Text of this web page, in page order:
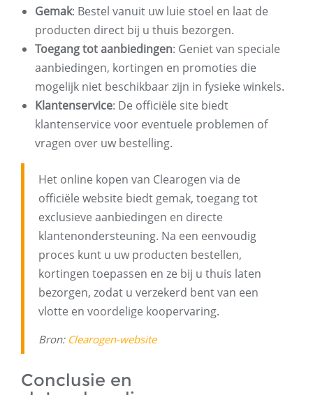
Gemak: Bestel vanuit uw luie stoel en laat de
producten direct bij u thuis bezorgen.
Toegang tot aanbiedingen: Geniet van speciale
aanbiedingen, kortingen en promoties die
mogelijk niet beschikbaar zijn in fysieke winkels.
Klantenservice: De officiële site biedt
klantenservice voor eventuele problemen of
vragen over uw bestelling.
Het online kopen van Clearogen via de
officiële website biedt gemak, toegang tot
exclusieve aanbiedingen en directe
klantenondersteuning. Na een eenvoudig
proces kunt u uw producten bestellen,
kortingen toepassen en ze bij u thuis laten
bezorgen, zodat u verzekerd bent van een
vlotte en voordelige koopervaring.
Bron: Clearogen-website
Conclusie en